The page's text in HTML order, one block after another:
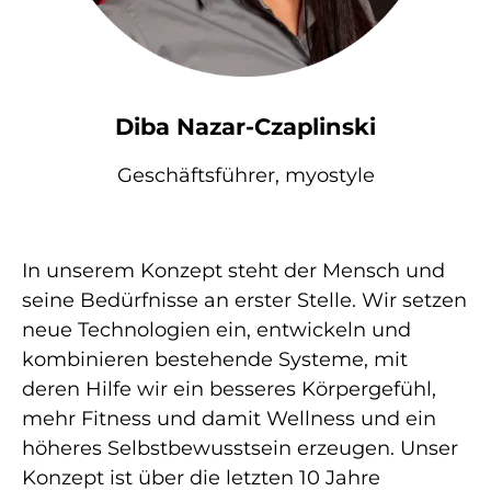
Diba Nazar-Czaplinski
Geschäftsführer, myostyle
In unserem Konzept steht der Mensch und
seine Bedürfnisse an erster Stelle. Wir setzen
neue Technologien ein, entwickeln und
kombinieren bestehende Systeme, mit
deren Hilfe wir ein besseres Körpergefühl,
mehr Fitness und damit Wellness und ein
höheres Selbstbewusstsein erzeugen. Unser
Konzept ist über die letzten 10 Jahre